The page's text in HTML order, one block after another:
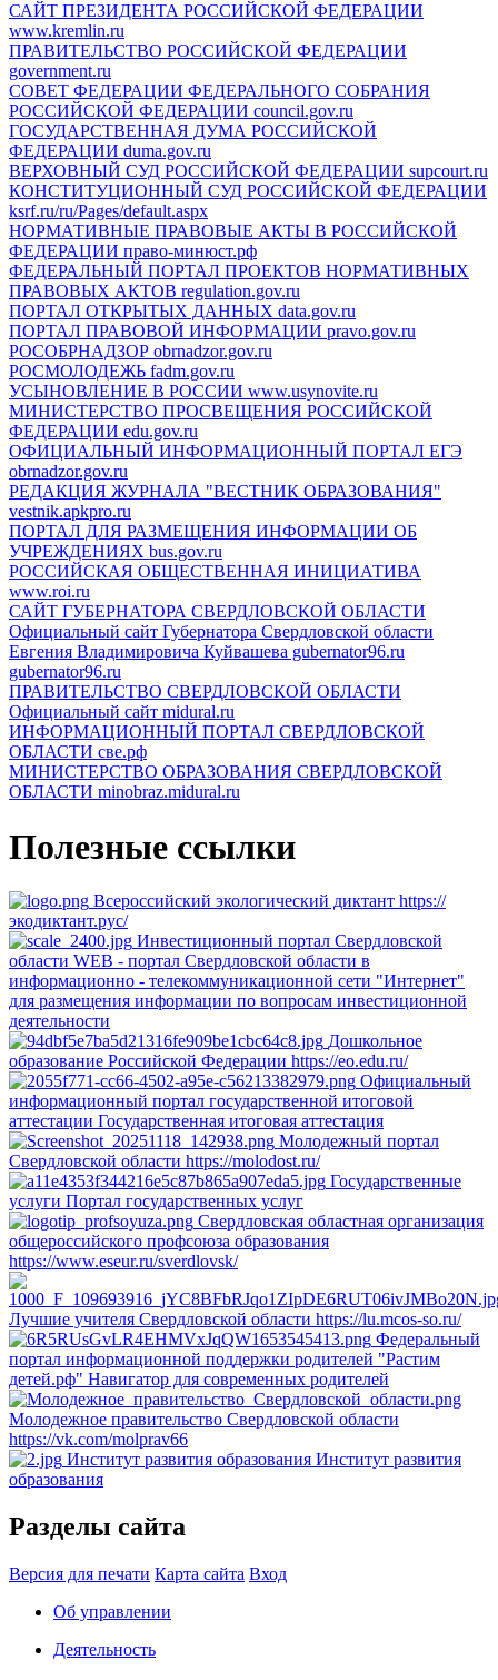
САЙТ ПРЕЗИДЕНТА РОССИЙСКОЙ ФЕДЕРАЦИИ
www.kremlin.ru
ПРАВИТЕЛЬСТВО РОССИЙСКОЙ ФЕДЕРАЦИИ
government.ru
СОВЕТ ФЕДЕРАЦИИ ФЕДЕРАЛЬНОГО СОБРАНИЯ
РОССИЙСКОЙ ФЕДЕРАЦИИ council.gov.ru
ГОСУДАРСТВЕННАЯ ДУМА РОССИЙСКОЙ
ФЕДЕРАЦИИ duma.gov.ru
ВЕРХОВНЫЙ СУД РОССИЙСКОЙ ФЕДЕРАЦИИ supcourt.ru
КОНСТИТУЦИОННЫЙ СУД РОССИЙСКОЙ ФЕДЕРАЦИИ
ksrf.ru/ru/Pages/default.aspx
НОРМАТИВНЫЕ ПРАВОВЫЕ АКТЫ В РОССИЙСКОЙ
ФЕДЕРАЦИИ право-минюст.рф
ФЕДЕРАЛЬНЫЙ ПОРТАЛ ПРОЕКТОВ НОРМАТИВНЫХ
ПРАВОВЫХ АКТОВ regulation.gov.ru
ПОРТАЛ ОТКРЫТЫХ ДАННЫХ data.gov.ru
ПОРТАЛ ПРАВОВОЙ ИНФОРМАЦИИ pravo.gov.ru
РОСОБРНАДЗОР obrnadzor.gov.ru
РОСМОЛОДЕЖЬ fadm.gov.ru
УСЫНОВЛЕНИЕ В РОССИИ www.usynovite.ru
МИНИСТЕРСТВО ПРОСВЕЩЕНИЯ РОССИЙСКОЙ
ФЕДЕРАЦИИ edu.gov.ru
ОФИЦИАЛЬНЫЙ ИНФОРМАЦИОННЫЙ ПОРТАЛ ЕГЭ
obrnadzor.gov.ru
РЕДАКЦИЯ ЖУРНАЛА "ВЕСТНИК ОБРАЗОВАНИЯ"
vestnik.apkpro.ru
ПОРТАЛ ДЛЯ РАЗМЕЩЕНИЯ ИНФОРМАЦИИ ОБ
УЧРЕЖДЕНИЯХ bus.gov.ru
РОССИЙСКАЯ ОБЩЕСТВЕННАЯ ИНИЦИАТИВА
www.roi.ru
САЙТ ГУБЕРНАТОРА СВЕРДЛОВСКОЙ ОБЛАСТИ
Официальный сайт Губернатора Свердловской области
Евгения Владимировича Куйвашева gubernator96.ru
gubernator96.ru
ПРАВИТЕЛЬСТВО СВЕРДЛОВСКОЙ ОБЛАСТИ
Официальный сайт midural.ru
ИНФОРМАЦИОННЫЙ ПОРТАЛ СВЕРДЛОВСКОЙ
ОБЛАСТИ све.рф
МИНИСТЕРСТВО ОБРАЗОВАНИЯ СВЕРДЛОВСКОЙ
ОБЛАСТИ minobraz.midural.ru
Полезные ссылки
Всероссийский экологический диктант https://
экодиктант.рус/
Инвестиционный портал Свердловской
области WEB - портал Свердловской области в
информационно - телекоммуникационной сети "Интернет"
для размещения информации по вопросам инвестиционной
деятельности
Дошкольное
образование Российской Федерации https://eo.edu.ru/
Официальный
информационный портал государственной итоговой
аттестации Государственная итоговая аттестация
Молодежный портал
Свердловской области https://molodost.ru/
Государственные
услуги Портал государственных услуг
Свердловская областная организация
общероссийского профсоюза образования
https://www.eseur.ru/sverdlovsk/
Лучшие учителя Свердловской области https://lu.mcos-so.ru/
Федеральный
портал информационной поддержки родителей "Растим
детей.рф" Навигатор для современных родителей
Молодежное правительство Свердловской области
https://vk.com/molprav66
Институт развития образования Институт развития
образования
Разделы сайта
Версия для печати Карта сайта Вход
Об управлении
Деятельность